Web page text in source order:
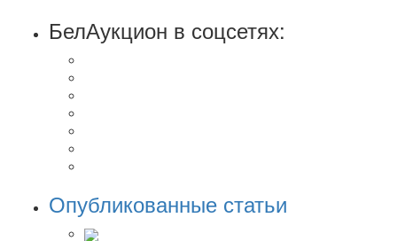
БелАукцион в соцсетях:
Опубликованные статьи